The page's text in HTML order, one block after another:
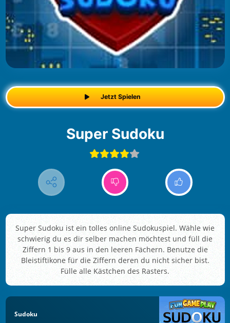
Jetzt Spielen
Super Sudoku
Super Sudoku ist ein tolles online Sudokuspiel. Wähle wie
schwierig du es dir selber machen möchtest und füll die
Ziffern 1 bis 9 aus in den leeren Fächern. Benutze die
Bleistiftikone für die Ziffern deren du nicht sicher bist.
Fülle alle Kästchen des Rasters.
Sudoku